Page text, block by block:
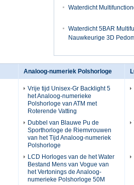
Waterdicht
Waterdicht 5BAR
Nauwkeurige 3D
Analoog-numeriek Polshorloge
Vrije tijd Unisex-Gr Backlight 5
het Analoog-numerieke
Polshorloge van ATM met
Roterende Vatting
Dubbel van Blauwe Pu de
Sporthorloge de Riemvrouwen
van het Tijd Analoog-numeriek
Polshorloge
LCD Horloges van de het Water
Bestand Mens van Vogue van
het Vertonings de Analoog-
numerieke Polshorloge 50M